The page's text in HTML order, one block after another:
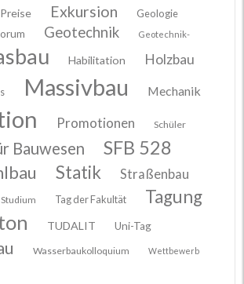
Exkursion
Geologie
Geotechnik Geotechnik-
Habilitation Holzbau
Massivbau Mechanik
Promotionen Schüler
Bauwesen SFB 528
Statik Straßenbau
Studium Tag der Fakultät Tagung
TUDALIT Uni-Tag
Wasserbaukolloquium Wettbewerb